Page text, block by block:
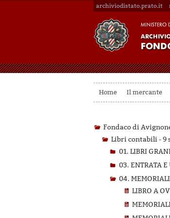
archiviodistato.prato.it
Home Il mercante
Fondaco di
Libri contabili -9
01. LIBRI
03. ENTRATA E
04.
LIBRO A